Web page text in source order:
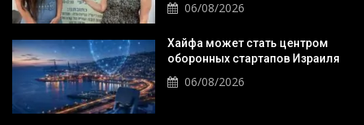
06/08/2026
Хайфа может стать центром
оборонных стартапов Израиля
06/08/2026